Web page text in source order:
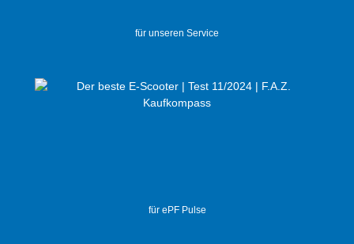
für unseren Service
für ePF Pulse